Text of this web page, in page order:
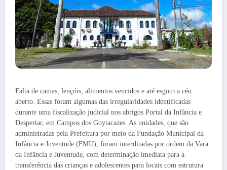
Falta de camas, lençóis, alimentos vencidos e até esgoto a céu
aberto. Essas foram algumas das irregularidades identificadas
durante uma fiscalização judicial nos abrigos Portal da Infância e
Despertar, em Campos dos Goytacazes. As unidades, que são
administradas pela Prefeitura por meio da Fundação Municipal da
Infância e Juventude (FMIJ), foram interditadas por ordem da Vara
da Infância e Juventude, com determinação imediata para a
transferência das crianças e adolescentes para locais com estrutura